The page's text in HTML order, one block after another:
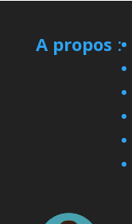
A propos :